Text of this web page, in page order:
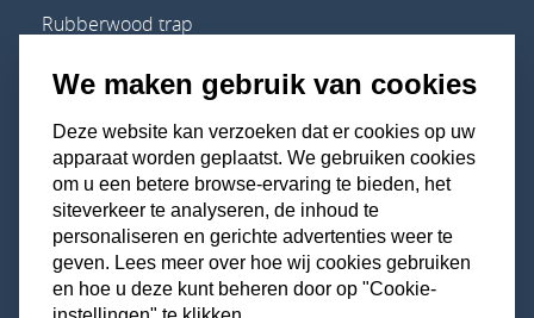
Rubberwood trap
Eiken trap
Beuken trap
Mahonie trap
Ga naar
Trappenconfigurator
Blog
We maken gebruik van cookies
Deze website kan verzoeken dat er cookies op uw
apparaat worden geplaatst. We gebruiken cookies
om u een betere browse-ervaring te bieden, het
siteverkeer te analyseren, de inhoud te
personaliseren en gerichte advertenties weer te
geven. Lees meer over hoe wij cookies gebruiken
en hoe u deze kunt beheren door op "Cookie-